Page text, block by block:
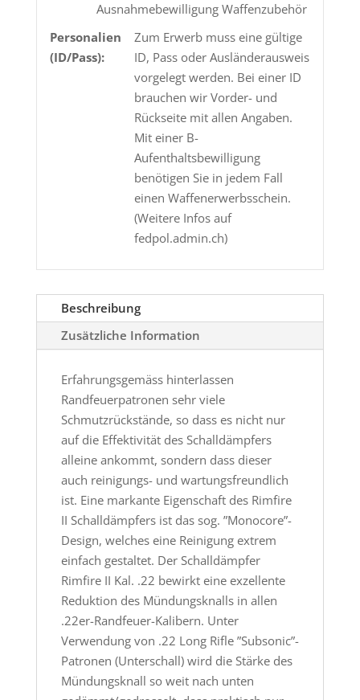
Ausnahmebewilligung Waffenzubehör
Personalien
(ID/Pass):
Zum Erwerb muss eine gültige
ID, Pass oder Ausländerausweis
vorgelegt werden. Bei einer ID
brauchen wir Vorder- und
Rückseite mit allen Angaben.
Mit einer B-
Aufenthaltsbewilligung
benötigen Sie in jedem Fall
einen Waffenerwerbsschein.
(Weitere Infos auf
fedpol.admin.ch)
Beschreibung
Zusätzliche Information
Erfahrungsgemäss hinterlassen
Randfeuerpatronen sehr viele
Schmutzrückstände, so dass es nicht nur
auf die Effektivität des Schalldämpfers
alleine ankommt, sondern dass dieser
auch reinigungs- und wartungsfreundlich
ist. Eine markante Eigenschaft des Rimfire
II Schalldämpfers ist das sog. ”Monocore”-
Design, welches eine Reinigung extrem
einfach gestaltet. Der Schalldämpfer
Rimfire II Kal. .22 bewirkt eine exzellente
Reduktion des Mündungsknalls in allen
.22er-Randfeuer-Kalibern. Unter
Verwendung von .22 Long Rifle ”Subsonic”-
Patronen (Unterschall) wird die Stärke des
Mündungsknall so weit nach unten